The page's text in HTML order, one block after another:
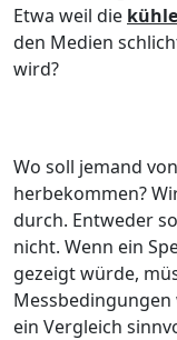
Etwa weil die
den Medien
wird?
Wo soll jemand
herbekommen?
durch. Entweder
nicht. Wenn ein
gezeigt würde,
ein Vergleich